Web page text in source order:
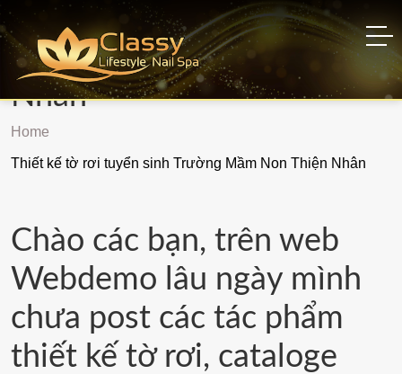
Thiết kế tờ rơi tuyển sinh
Trường Mầm Non Thiện
Nhân
Home
Thiết kế tờ rơi tuyển sinh Trường Mầm Non Thiện Nhân
Chào các bạn, trên web
Webdemo lâu ngày mình
chưa post các tác phẩm
thiết kế tờ rơi, cataloge